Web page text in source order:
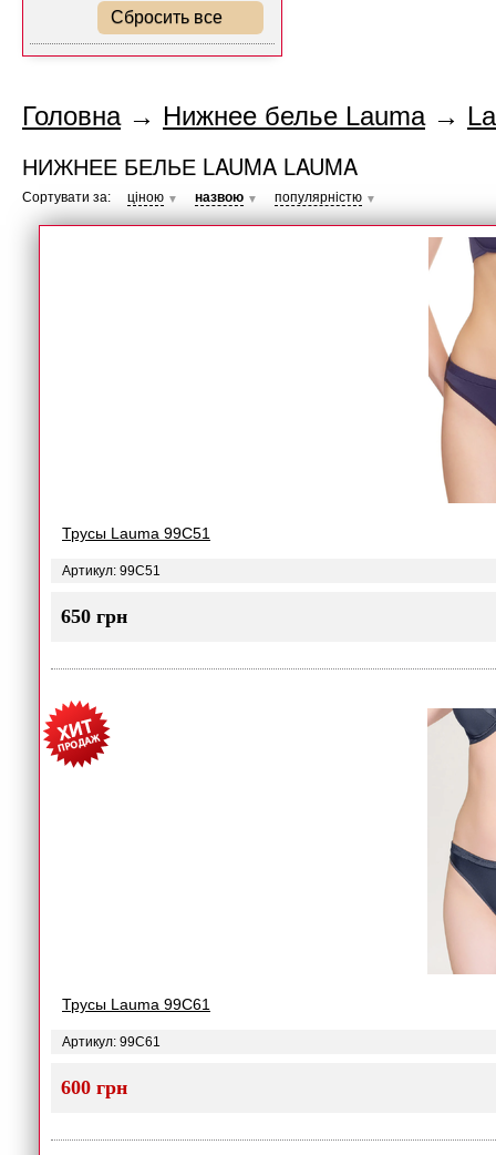
Сбросить все
Головна→ Нижнее белье Lauma→
НИЖНЕЕ БЕЛЬЕ LAUMA LAUMA
Сортувати за: ціною ▼ назвою ▼ популярністю ▼
Трусы Lauma 99C51
Артикул: 99C51
650 грн
Трусы Lauma 99C61
Артикул: 99C61
600 грн